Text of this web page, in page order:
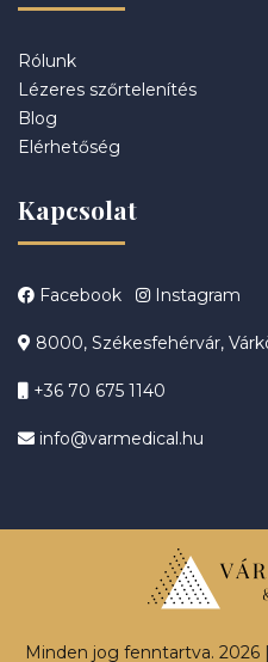
Rólunk
Lézeres szőrtelenítés
Blog
Elérhetőség
Kapcsolat
Facebook Instagram
8000, Székesfehérvár,
+36 70 675 1140
info@varmedical.hu
Minden jog fenntartva. 2026 |